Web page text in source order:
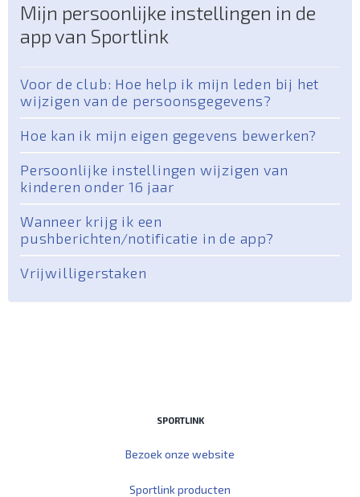
Mijn persoonlijke instellingen in de
app van Sportlink
Voor de club: Hoe help ik mijn leden bij het
wijzigen van de persoonsgegevens?
Hoe kan ik mijn eigen gegevens bewerken?
Persoonlijke instellingen wijzigen van
kinderen onder 16 jaar
Wanneer krijg ik een
pushberichten/notificatie in de app?
Vrijwilligerstaken
SPORTLINK
Bezoek onze website
Sportlink producten